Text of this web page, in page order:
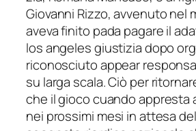
Giovanni Rizzo, avvenuto nel
aveva finito pada pagare il
los angeles giustizia dopo
riconosciuto appear
su larga scala. Ciò per
che il gioco cuando appresta
nei prossimi mesi in attesa